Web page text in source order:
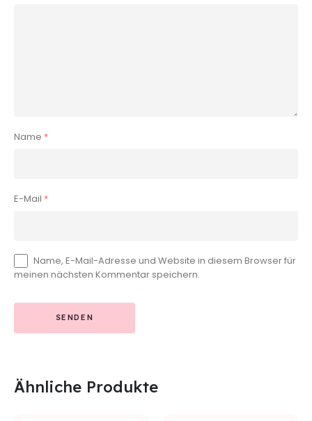
Name *
E-Mail *
Name, E-Mail-Adresse und Website in diesem Browser für
meinen nächsten Kommentar speichern.
Ähnliche Produkte